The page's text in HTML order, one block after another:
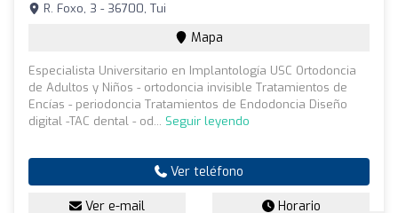
R. Foxo, 3 - 36700, Tui
Mapa
Especialista Universitario en Implantología USC Ortodoncia
de Adultos y Niños - ortodoncia invisible Tratamientos de
Encías - periodoncia Tratamientos de Endodoncia Diseño
digital -TAC dental - od... Seguir leyendo
Ver teléfono
Ver e-mail Horario